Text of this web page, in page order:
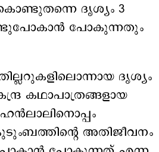
ദൃശ്യം 3
പോകുന്നതും
ദൃശ്യം
കഥാപാത്രങ്ങളായ
അതിജീവനം